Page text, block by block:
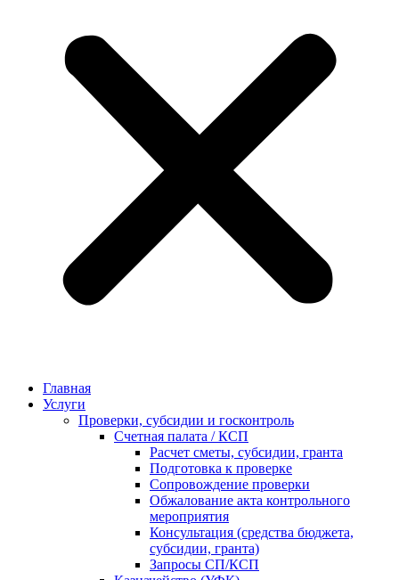
Главная
Услуги
Проверки, субсидии и госконтроль
Счетная палата / КСП
Расчет сметы, субсидии, гранта
Подготовка к проверке
Сопровождение проверки
Обжалование акта контрольного
мероприятия
Консультация (средства бюджета,
субсидии, гранта)
Запросы СП/КСП